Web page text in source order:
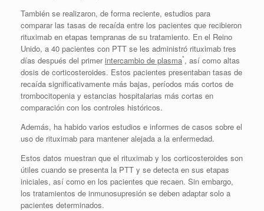
También se realizaron, de forma reciente, estudios para
comparar las tasas de recaída entre los pacientes que recibieron
rituximab en etapas tempranas de su tratamiento. En el Reino
Unido, a 40 pacientes con PTT se les administró rituximab tres
días después del primerintercambio de plasma*, así como altas
dosis de corticosteroides. Estos pacientes presentaban tasas de
recaída significativamente más bajas, períodos más cortos de
trombocitopenia y estancias hospitalarias más cortas en
comparación con los controles históricos.
Además, ha habido varios estudios e informes de casos sobre el
uso de rituximab para mantener alejada a la enfermedad.
Estos datos muestran que el rituximab y los corticosteroides son
útiles cuando se presenta la PTT y se detecta en sus etapas
iniciales, así como en los pacientes que recaen. Sin embargo,
los tratamientos de inmunosupresión se deben adaptar solo a
pacientes determinados.